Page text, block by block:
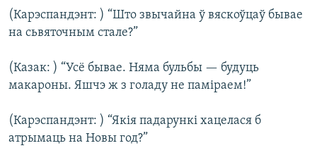
(Карэспандэнт: ) “Што звычайна ў вяскоўцаў бывае
на сьвяточным стале?”
(Казак: ) “Усё бывае. Няма бульбы — будуць
макароны. Яшчэ ж з голаду не паміраем!”
(Карэспандэнт: ) “Якія падарункі хацелася б
атрымаць на Новы год?”